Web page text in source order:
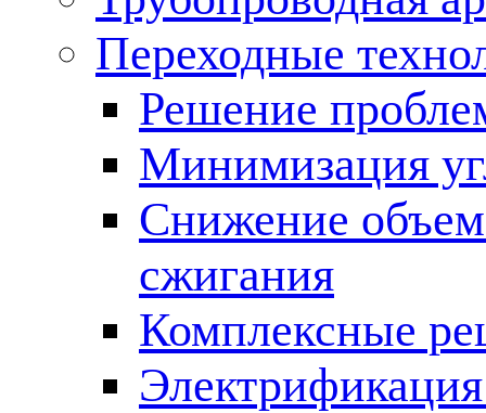
Переходные
Решение
Минимизация
Снижение
сжигания
Комплексные